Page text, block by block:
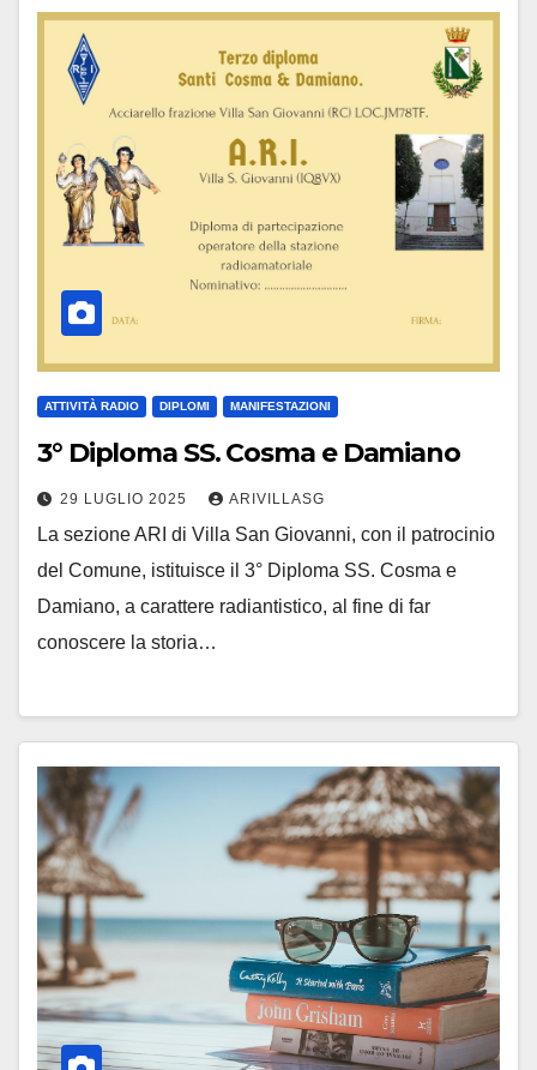
ATTIVITÀ RADIO DIPLOMI MANIFESTAZIONI
3° Diploma SS. Cosma e Damiano
29 LUGLIO 2025 ARIVILLASG
La sezione ARI di Villa San Giovanni, con il patrocinio
del Comune, istituisce il 3° Diploma SS. Cosma e
Damiano, a carattere radiantistico, al fine di far
conoscere la storia…